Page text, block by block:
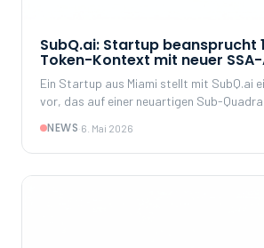
SubQ.ai: Startup beansprucht
Token-Kontext mit neuer
Ein Startup aus Miami stellt mit SubQ.ai
vor, das auf einer neuartigen Sub-
12 Millionen Tokens unterstützen soll. Die
werden in der Fachgemeinschaft kritisch
NEWS·6. Mai 2026